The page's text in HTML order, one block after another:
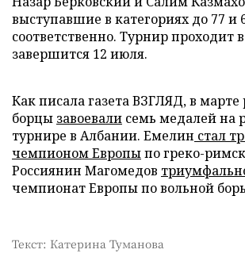
выступавшие в категориях до 77 и
соответственно. Турнир проходит
завершится 12 июля.
Как писала газета ВЗГЛЯД, в марте
борцы завоевали семь медалей на
турнире в Албании. Емелин стал
чемпионом Европыпо греко-
Россиянин Магомедов
чемпионат Европы по вольной
Текст: Катерина Туманова